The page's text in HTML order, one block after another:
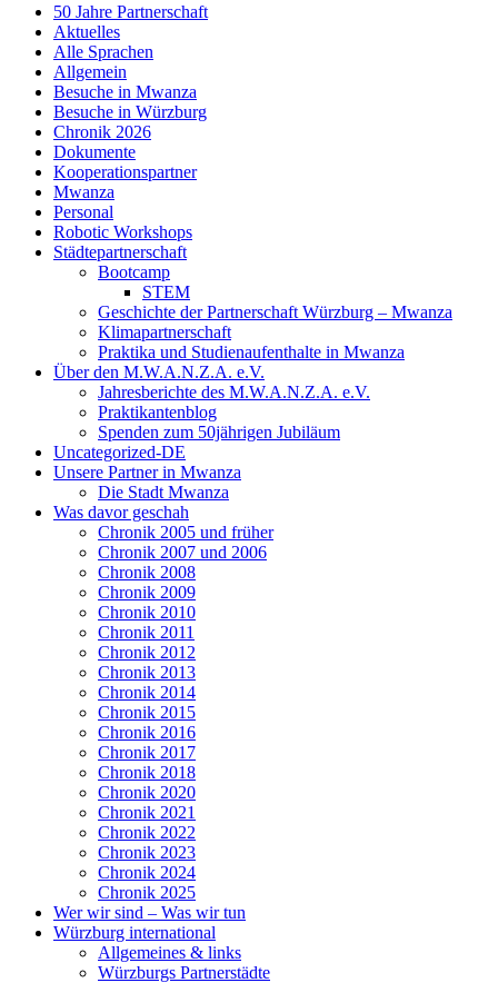
50 Jahre Partnerschaft
Aktuelles
Alle Sprachen
Allgemein
Besuche in Mwanza
Besuche in Würzburg
Chronik 2026
Dokumente
Kooperationspartner
Mwanza
Personal
Robotic Workshops
Städtepartnerschaft
Bootcamp
STEM
Geschichte der Partnerschaft Würzburg – Mwanza
Klimapartnerschaft
Praktika und Studienaufenthalte in Mwanza
Über den M.W.A.N.Z.A. e.V.
Jahresberichte des M.W.A.N.Z.A. e.V.
Praktikantenblog
Spenden zum 50jährigen Jubiläum
Uncategorized-DE
Unsere Partner in Mwanza
Die Stadt Mwanza
Was davor geschah
Chronik 2005 und früher
Chronik 2007 und 2006
Chronik 2008
Chronik 2009
Chronik 2010
Chronik 2011
Chronik 2012
Chronik 2013
Chronik 2014
Chronik 2015
Chronik 2016
Chronik 2017
Chronik 2018
Chronik 2020
Chronik 2021
Chronik 2022
Chronik 2023
Chronik 2024
Chronik 2025
Wer wir sind – Was wir tun
Würzburg international
Allgemeines & links
Würzburgs Partnerstädte